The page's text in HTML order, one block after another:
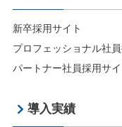
新卒採用サイト
プロフェッショナル社
パートナー社員採用サイ
導入実績